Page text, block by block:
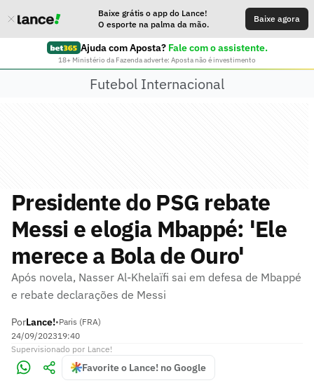
Baixe grátis o app do Lance!
O esporte na palma da mão.
Baixe agora
Ajuda com Aposta? Fale com o assistente.
18+ Ministério da Fazenda adverte: Aposta não é investimento
Futebol Internacional
Presidente do PSG rebate
Messi e elogia Mbappé: 'Ele
merece a Bola de Ouro'
Após novela, Nasser Al-Khelaïfi sai em defesa de Mbappé
e rebate declarações de Messi
PorLance!•Paris (FRA)
24/09/202319:40
Supervisionado por Lance!
Favorite o Lance! no Google